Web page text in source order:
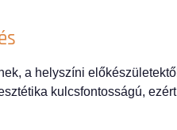
a helyszíni előkészületektől
kulcsfontosságú, ezért